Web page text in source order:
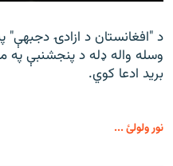
د "افغانستان د ازادۍ دجبهې"
وسله واله ډله د پنجشنبې په
برید ادعا کوي.
نور ولولئ ...